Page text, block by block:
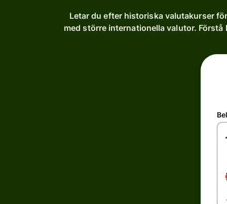
Letar du efter historiska valutakurser
med större internationella valutor.